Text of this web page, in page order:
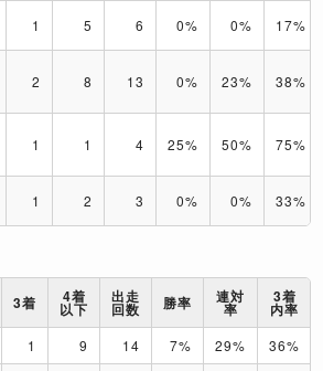
1 5 6 0% 0% 17%
2 8 13 0% 23% 38%
1 1 4 25% 50% 75%
1 2 3 0% 0% 33%
3着 4着
以下
出走
回数 勝率 連対
率
3着
内率
1 9 14 7% 29% 36%